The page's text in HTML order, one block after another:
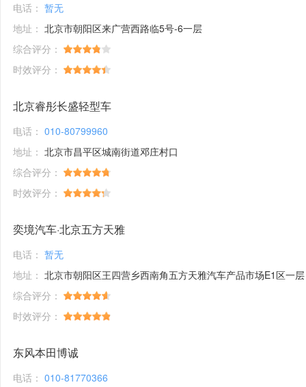
电话： 暂无
地址： 北京市朝阳区来广营西路临5号-6一层
综合评分：
时效评分：
北京睿彤长盛轻型车
电话： 010-80799960
地址： 北京市昌平区城南街道邓庄村口
综合评分：
时效评分：
奕境汽车·北京五方天雅
电话： 暂无
地址： 北京市朝阳区王四营乡西南角五方天雅汽车产品市场E1区一层
综合评分：
时效评分：
东风本田博诚
电话： 010-81770366